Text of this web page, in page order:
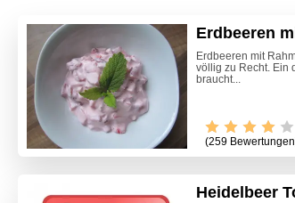
Erdbeeren
Erdbeeren mit
völlig zu Recht. Ein
braucht...
(259
Heidelbeer